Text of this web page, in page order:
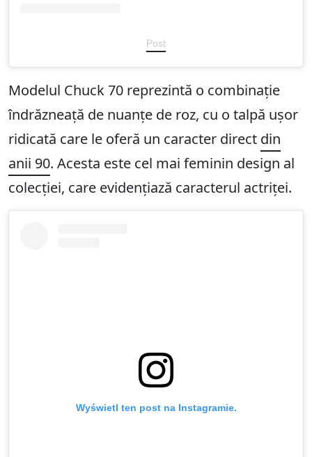
Post
Modelul Chuck 70 reprezintă o combinație
îndrăzneață de nuanțe de roz, cu o talpă ușor
ridicată care le oferă un caracter direct din
anii 90. Acesta este cel mai feminin design al
colecției, care evidențiază caracterul actriței.
Wyświetl ten post na Instagramie.